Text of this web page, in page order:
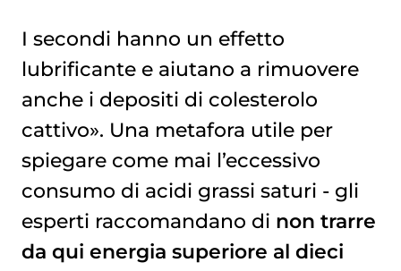
I secondi hanno un effetto
lubrificante e aiutano a rimuovere
anche i depositi di colesterolo
cattivo». Una metafora utile per
spiegare come mai l’eccessivo
consumo di acidi grassi saturi - gli
esperti raccomandano di non trarre
da qui energia superiore al dieci